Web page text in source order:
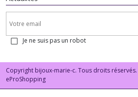
Je ne suis pas un robot
Copyright bijoux-marie-c. Tous droits réservés.
eProShopping